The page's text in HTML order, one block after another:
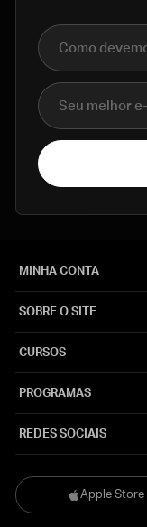
Nome completo
E-mail
Apple Store
MINHA CONTA
SOBRE O SITE
CURSOS
PROGRAMAS
REDES SOCIAIS